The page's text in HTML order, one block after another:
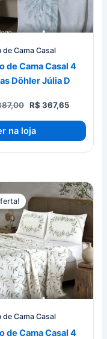
de Cama Casal
de Cama Casal 4
Döhler Júlia D
O
era:
R$ 367,65O
atual
R$
na loja
de Cama Casal
de Cama Casal 4